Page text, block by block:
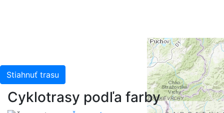
Stiahnuť trasu
Cyklotrasy podľa farby